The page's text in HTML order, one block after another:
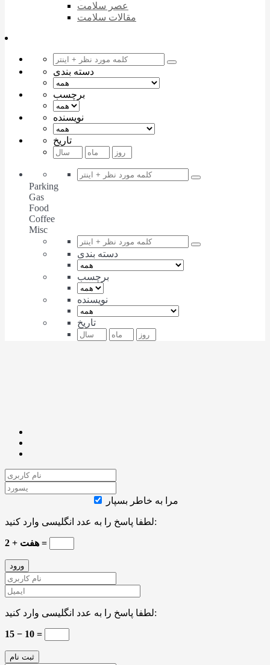
عصر سلامت
مقالات سلامت
دسته بندی
برچسب
نویسنده
تاریخ
Parking
Gas
Food
Coffee
Misc
دسته بندی
برچسب
نویسنده
تاریخ
مرا به خاطر بسپار
لطفا پاسخ را به عدد انگلیسی وارد کنید:
هفت + 2 =
لطفا پاسخ را به عدد انگلیسی وارد کنید:
15 − 10 =